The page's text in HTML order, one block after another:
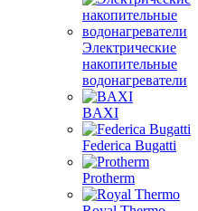
Электрические
накопительные
водонагреватели
BAXI
Federica Bugatti
Protherm